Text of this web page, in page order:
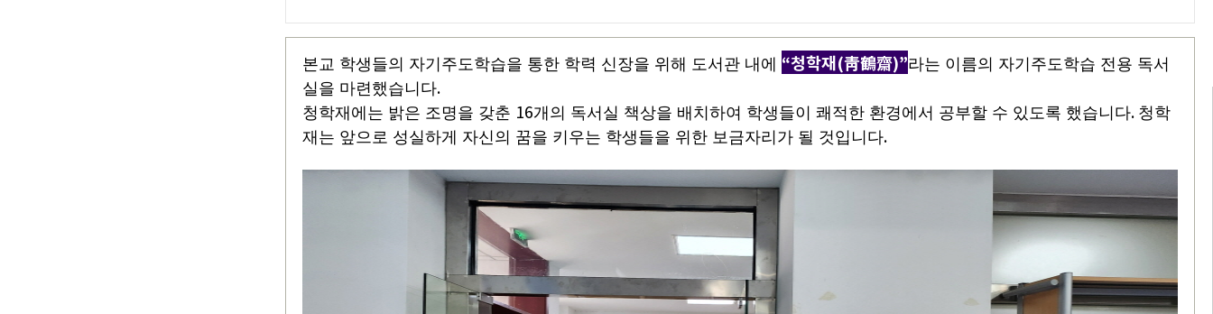
본교 학생들의 자기주도학습을 통한 학력 신장을 위해 도서관 내에 “청학재(靑鶴齋)”라는 이름의 자기주도학습 전용 독서
실을 마련했습니다.
청학재에는 밝은 조명을 갖춘 16개의 독서실 책상을 배치하여 학생들이 쾌적한 환경에서 공부할 수 있도록 했습니다. 청학
재는 앞으로 성실하게 자신의 꿈을 키우는 학생들을 위한 보금자리가 될 것입니다.